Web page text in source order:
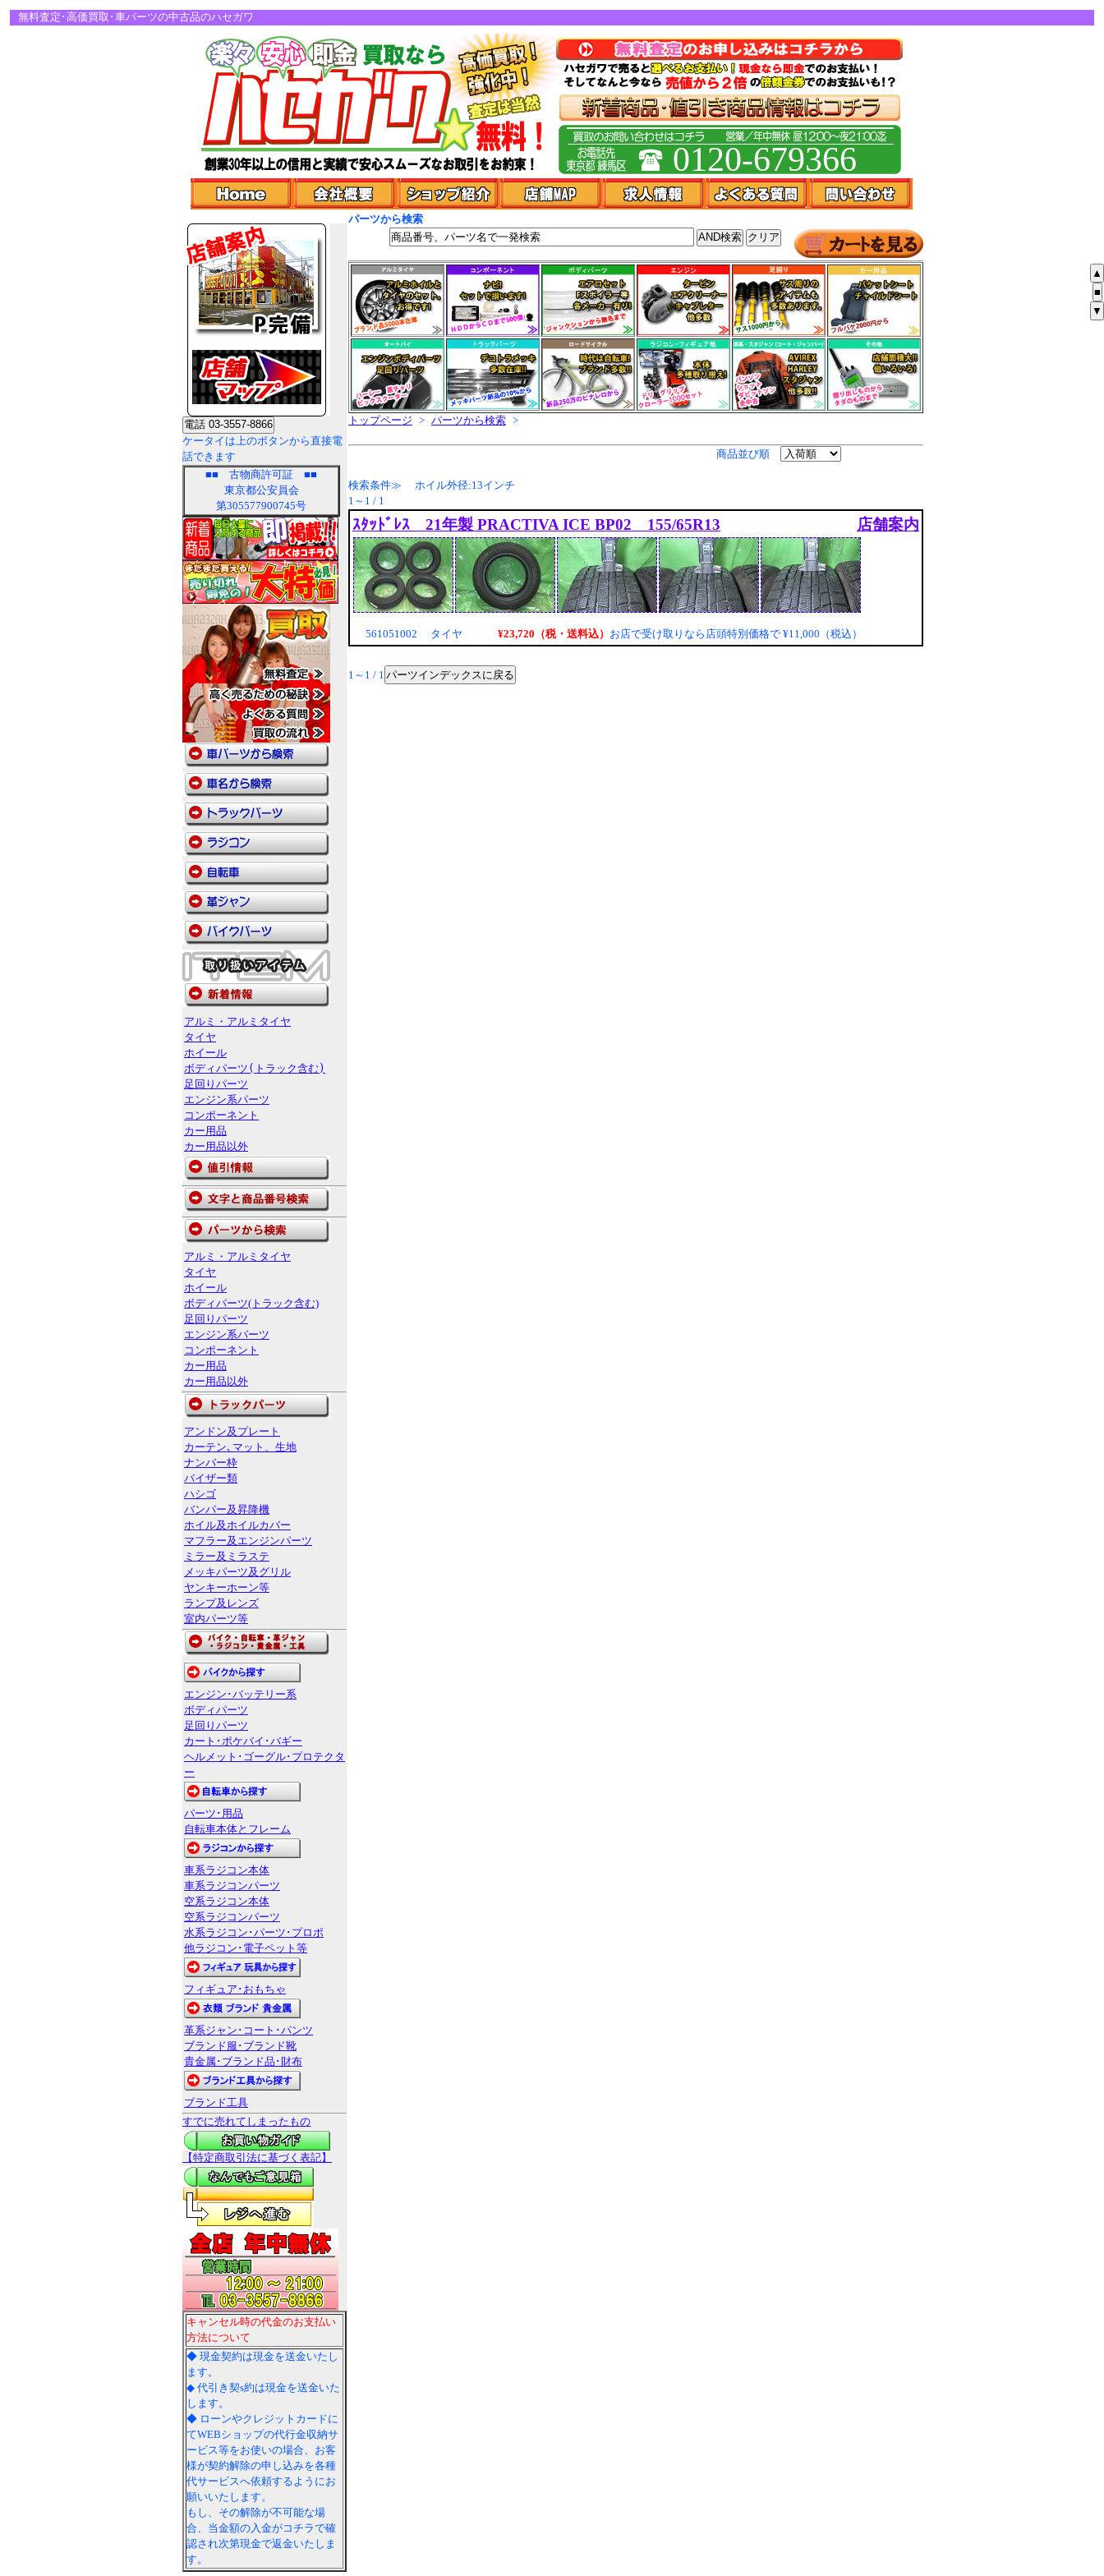
無料査定･高価買取･車パーツの中古品のハセガワ
0120-679366
ケータイは上のボタンから直接電
話できます
■■ 古物商許可証 ■■
東京都公安員会
第305577900745号
アルミ・アルミタイヤ
タイヤ
ホイール
ボディパーツ(トラック含む)
足回りパーツ
エンジン系パーツ
コンポーネント
カー用品
カー用品以外
アルミ・アルミタイヤ
タイヤ
ホイール
ボディパーツ(トラック含む)
足回りパーツ
エンジン系パーツ
コンポーネント
カー用品
カー用品以外
アンドン及プレート
カーテン､マット、生地
ナンバー枠
バイザー類
ハシゴ
バンパー及昇降機
ホイル及ホイルカバー
マフラー及エンジンパーツ
ミラー及ミラステ
メッキパーツ及グリル
ヤンキーホーン等
ランプ及レンズ
室内パーツ等
エンジン･バッテリー系
ボディパーツ
足回りパーツ
カート･ポケバイ･バギー
ヘルメット･ゴーグル･プロテクタ
ー
パーツ･用品
自転車本体とフレーム
車系ラジコン本体
車系ラジコンパーツ
空系ラジコン本体
空系ラジコンパーツ
水系ラジコン･パーツ･プロポ
他ラジコン･電子ペット等
フィギュア･おもちゃ
革系ジャン･コート･パンツ
ブランド服･ブランド靴
貴金属･ブランド品･財布
ブランド工具
すでに売れてしまったもの
【特定商取引法に基づく表記】
キャンセル時の代金のお支払い
方法について
◆ 現金契約は現金を送金いたし
ます。
◆ 代引き契s約は現金を送金いた
します。
◆ ローンやクレジットカードに
てWEBショップの代行金収納サ
ービス等をお使いの場合、お客
様が契約解除の申し込みを各種
代サービスへ依頼するようにお
願いいたします。
もし、その解除が不可能な場
合、当金額の入金がコチラで確
認され次第現金で返金いたしま
す。
パーツから検索
トップページ > パーツから検索 >
商品並び順
検索条件≫ ホイル外径:13インチ
1～1 / 1
ｽﾀｯﾄﾞﾚｽ 21年製 PRACTIVA ICE BP02 155/65R13 店舗案内
561051002 タイヤ ¥23,720（税・送料込） お店で受け取りなら店頭特別価格で ¥11,000（税込）
1～1 / 1 パーツインデックスに戻る
▲
■
▼